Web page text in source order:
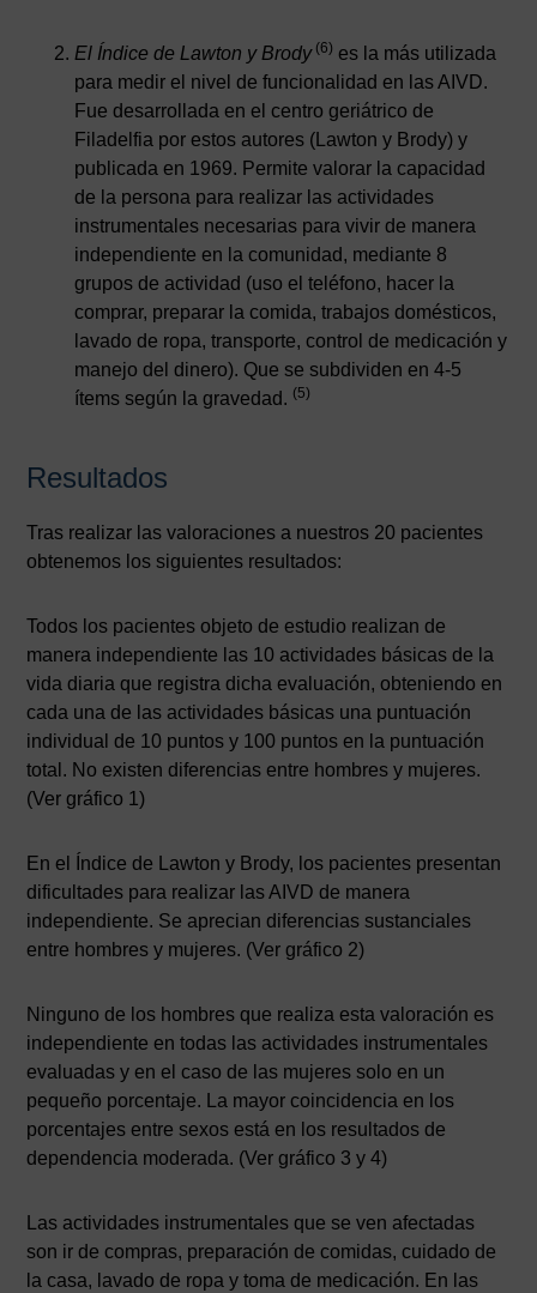
El Índice de Lawton y Brody(6) es la más utilizada
para medir el nivel de funcionalidad en las AIVD.
Fue desarrollada en el centro geriátrico de
Filadelfia por estos autores (Lawton y Brody) y
publicada en 1969. Permite valorar la capacidad
de la persona para realizar las actividades
instrumentales necesarias para vivir de manera
independiente en la comunidad, mediante 8
grupos de actividad (uso el teléfono, hacer la
comprar, preparar la comida, trabajos domésticos,
lavado de ropa, transporte, control de medicación y
manejo del dinero). Que se subdividen en 4-5
ítems según la gravedad. (5)
Resultados
Tras realizar las valoraciones a nuestros 20 pacientes
obtenemos los siguientes resultados:
Todos los pacientes objeto de estudio realizan de
manera independiente las 10 actividades básicas de la
vida diaria que registra dicha evaluación, obteniendo en
cada una de las actividades básicas una puntuación
individual de 10 puntos y 100 puntos en la puntuación
total. No existen diferencias entre hombres y mujeres.
(Ver gráfico 1)
En el Índice de Lawton y Brody, los pacientes presentan
dificultades para realizar las AIVD de manera
independiente. Se aprecian diferencias sustanciales
entre hombres y mujeres. (Ver gráfico 2)
Ninguno de los hombres que realiza esta valoración es
independiente en todas las actividades instrumentales
evaluadas y en el caso de las mujeres solo en un
pequeño porcentaje. La mayor coincidencia en los
porcentajes entre sexos está en los resultados de
dependencia moderada. (Ver gráfico 3 y 4)
Las actividades instrumentales que se ven afectadas
son ir de compras, preparación de comidas, cuidado de
la casa, lavado de ropa y toma de medicación. En las